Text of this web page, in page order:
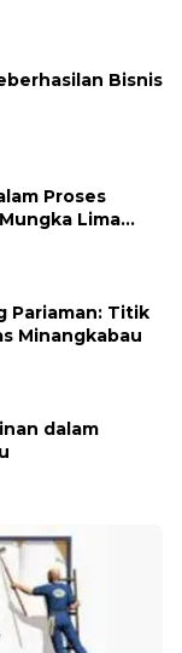
Bisnis
Proses
Lima
Pariaman: Titik
Minangkabau
dalam